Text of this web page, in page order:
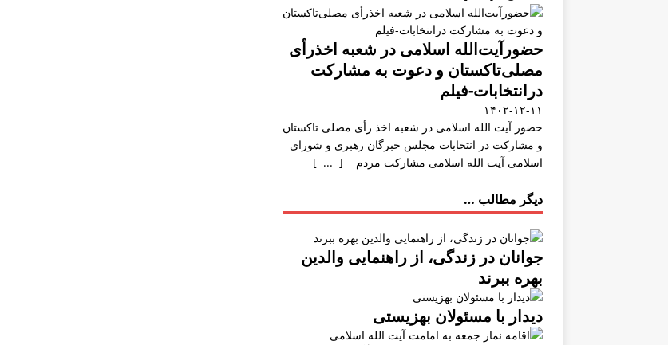
حضورآیت‌الله اسلامی در شعبه اخذرأی
مصلی‌تاکستان و دعوت به مشارکت
درانتخابات-فیلم
۱۴۰۲-۱۲-۱۱
حضور آیت الله اسلامی در شعبه اخذ رأی مصلی تاکستان
و مشارکت در انتخابات مجلس خبرگان رهبری و شورای
اسلامی آیت الله اسلامی مشارکت مردم [ ... ]
دیگر مطالب …
جوانان در زندگی، از راهنمایی والدین
بهره ببرند
دیدار با مسئولان بهزیستی